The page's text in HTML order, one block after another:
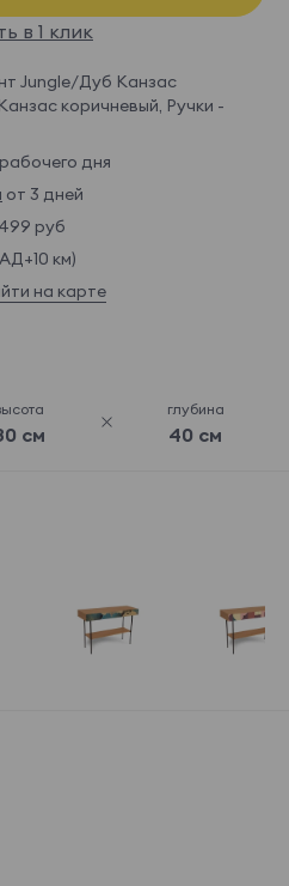
в 1 клик
Jungle/Дуб Канзас
коричневый, Ручки -
дня
от 3 дней
руб
км)
на карте
см
глубина
40 см